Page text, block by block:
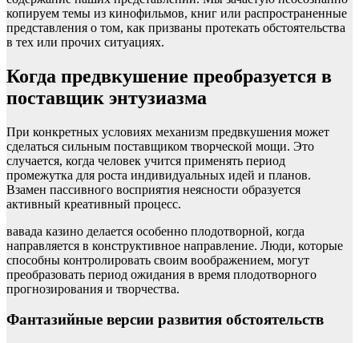
копируем темы из кинофильмов, книг или распространенные
представления о том, как призваны протекать обстоятельства
в тех или прочих ситуациях.
Когда предвкушение преобразуется в
поставщик энтузиазма
При конкретных условиях механизм предвкушения может
сделаться сильным поставщиком творческой мощи. Это
случается, когда человек учится применять период
промежутка для роста индивидуальных идей и планов.
Взамен пассивного восприятия неясности образуется
активный креативный процесс.
вавада казино делается особенно плодотворной, когда
направляется в конструктивное направление. Люди, которые
способны контролировать своим воображением, могут
преобразовать период ожидания в время плодотворного
прогнозирования и творчества.
Фантазийные версии развития обстоятельств